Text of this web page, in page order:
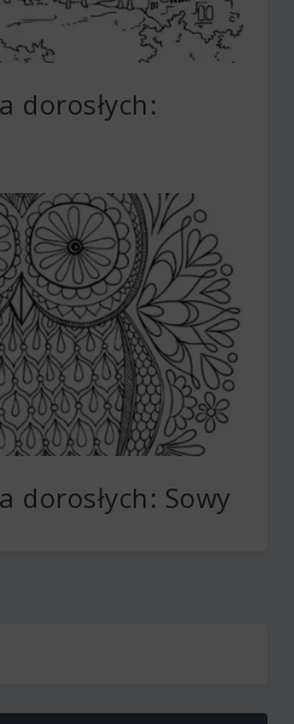
dorosłych:
dorosłych: Sowy